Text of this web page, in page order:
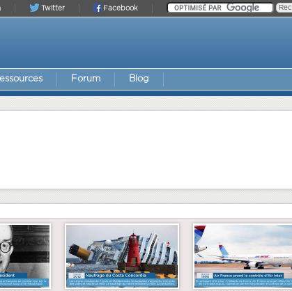
Facebook
Twitter
Forum Blog